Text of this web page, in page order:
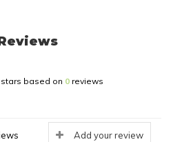
based on 0reviews
Add your review